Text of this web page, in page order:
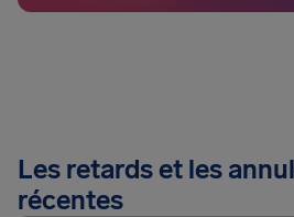
Les retards et les
récentes